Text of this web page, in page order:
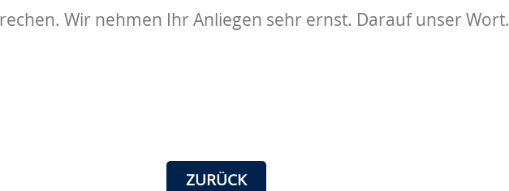
Wir nehmen Ihr Anliegen sehr ernst. Darauf unser Wort.
ZURÜCK